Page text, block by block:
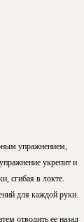
упражнением,
укрепит и
сгибая в локте.
для каждой руки.
отводить ее назад